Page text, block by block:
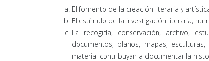
El fomento de la creación literaria y
El estímulo de la investigación literaria,
La recogida, conservación, archivo,
documentos, planos, mapas,
material contribuyan a documentar la